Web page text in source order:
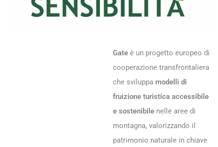
Gate è un progetto europeo di
cooperazione transfrontaliera
che sviluppa modelli di
fruizione turistica accessibile
e sostenibile nelle aree di
montagna, valorizzando il
patrimonio naturale in chiave